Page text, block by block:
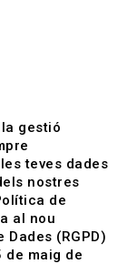
gestió
teves dades
nostres
de
al nou
(RGPD)
de maig de